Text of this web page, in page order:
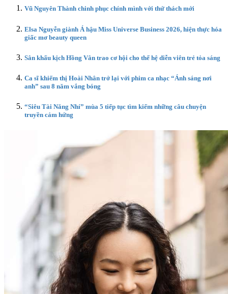
Vũ Nguyên Thành chinh phục chính mình với thử thách mới
Elsa Nguyễn giành Á hậu Miss Universe Business 2026, hiện thực hóa
giấc mơ beauty queen
Sân khấu kịch Hồng Vân trao cơ hội cho thế hệ diễn viên trẻ tỏa sáng
Ca sĩ khiếm thị Hoài Nhân trở lại với phim ca nhạc “Ánh sáng nơi
anh” sau 8 năm vắng bóng
“Siêu Tài Năng Nhí” mùa 5 tiếp tục tìm kiếm những câu chuyện
truyền cảm hứng